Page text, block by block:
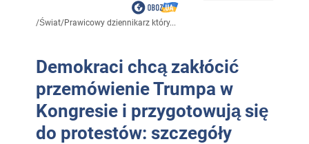
/Świat/Prawicowy dziennikarz który...
Demokraci chcą zakłócić
przemówienie Trumpa w
Kongresie i przygotowują się
do protestów: szczegóły